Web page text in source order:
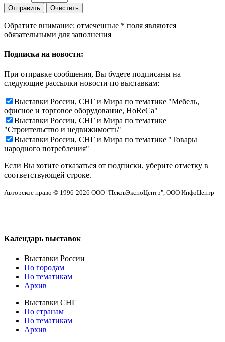
Обратите внимание: отмеченные * поля являются
обязательными для заполнения
Подписка на новости:
При отправке сообщения, Вы будете подписаны на
следующие рассылки новости по выставкам:
Выставки России, СНГ и Мира по тематике "Мебель,
офисное и торговое оборудование, HoReCa"
Выставки России, СНГ и Мира по тематике
"Строительство и недвижимость"
Выставки России, СНГ и Мира по тематике "Товары
народного потребления"
Если Вы хотите отказаться от подписки, уберите отметку в
соответствующей строке.
Авторское право © 1996-2026 ООО "ПсковЭкспоЦентр", ООО ИнфоЦентр
Календарь выставок
Выставки России
По городам
По тематикам
Архив
Выставки СНГ
По странам
По тематикам
Архив